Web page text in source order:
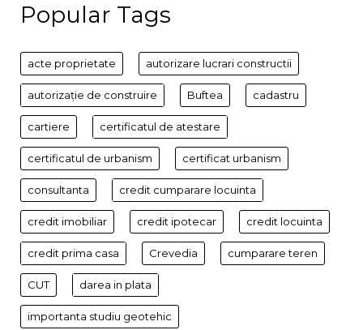
Popular Tags
acte proprietate autorizare lucrari constructii
autorizație de construire Buftea cadastru
cartiere certificatul de atestare
certificatul de urbanism certificat urbanism
consultanta credit cumparare locuinta
credit imobiliar credit ipotecar credit locuinta
credit prima casa Crevedia cumparare teren
CUT darea in plata
importanta studiu geotehic